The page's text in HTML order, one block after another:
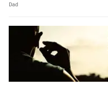
Dad